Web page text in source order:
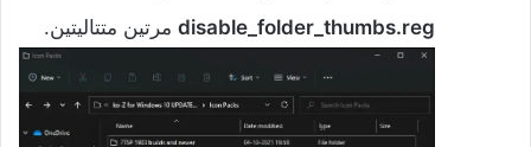
disable_folder_thumbs.reg مرتين متتاليتين.